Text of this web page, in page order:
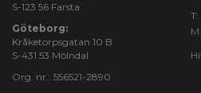
S-123 56 Farsta
Göteborg:
Kråketorpsgatan 10 B
S-431 53 Mölndal
Org. nr.: 556521-2890
T:
M: